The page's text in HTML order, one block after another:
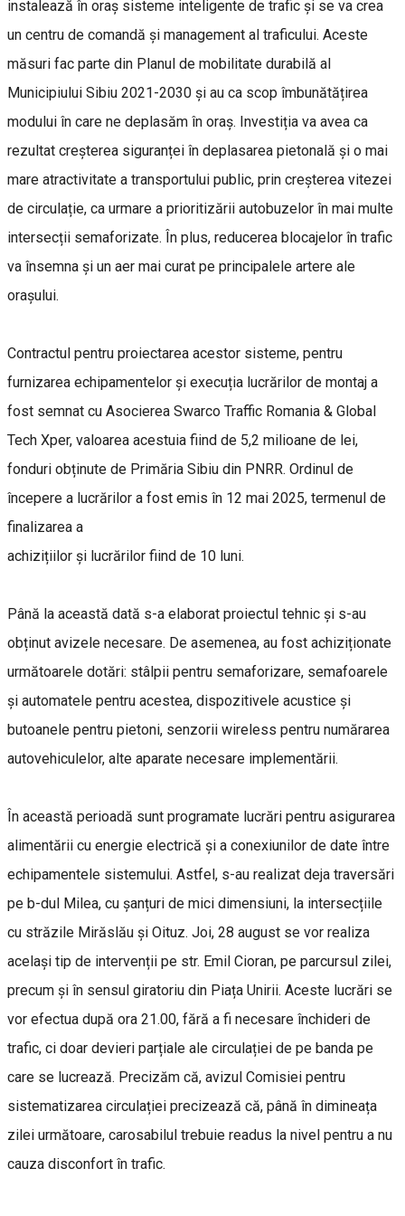
instalează în oraș sisteme inteligente de trafic și se va crea
un centru de comandă și management al traficului. Aceste
măsuri fac parte din Planul de mobilitate durabilă al
Municipiului Sibiu 2021-2030 și au ca scop îmbunătățirea
modului în care ne deplasăm în oraș. Investiția va avea ca
rezultat creșterea siguranței în deplasarea pietonală și o mai
mare atractivitate a transportului public, prin creșterea vitezei
de circulație, ca urmare a prioritizării autobuzelor în mai multe
intersecții semaforizate. În plus, reducerea blocajelor în trafic
va însemna și un aer mai curat pe principalele artere ale
orașului.
Contractul pentru proiectarea acestor sisteme, pentru
furnizarea echipamentelor și execuția lucrărilor de montaj a
fost semnat cu Asocierea Swarco Traffic Romania & Global
Tech Xper, valoarea acestuia fiind de 5,2 milioane de lei,
fonduri obținute de Primăria Sibiu din PNRR. Ordinul de
începere a lucrărilor a fost emis în 12 mai 2025, termenul de
finalizarea a
achizițiilor și lucrărilor fiind de 10 luni.
Până la această dată s-a elaborat proiectul tehnic și s-au
obținut avizele necesare. De asemenea, au fost achiziționate
următoarele dotări: stâlpii pentru semaforizare, semafoarele
și automatele pentru acestea, dispozitivele acustice și
butoanele pentru pietoni, senzorii wireless pentru numărarea
autovehiculelor, alte aparate necesare implementării.
În această perioadă sunt programate lucrări pentru asigurarea
alimentării cu energie electrică și a conexiunilor de date între
echipamentele sistemului. Astfel, s-au realizat deja traversări
pe b-dul Milea, cu șanțuri de mici dimensiuni, la intersecțiile
cu străzile Mirăslău și Oituz. Joi, 28 august se vor realiza
același tip de intervenții pe str. Emil Cioran, pe parcursul zilei,
precum și în sensul giratoriu din Piața Unirii. Aceste lucrări se
vor efectua după ora 21.00, fără a fi necesare închideri de
trafic, ci doar devieri parțiale ale circulației de pe banda pe
care se lucrează. Precizăm că, avizul Comisiei pentru
sistematizarea circulației precizează că, până în dimineața
zilei următoare, carosabilul trebuie readus la nivel pentru a nu
cauza disconfort în trafic.